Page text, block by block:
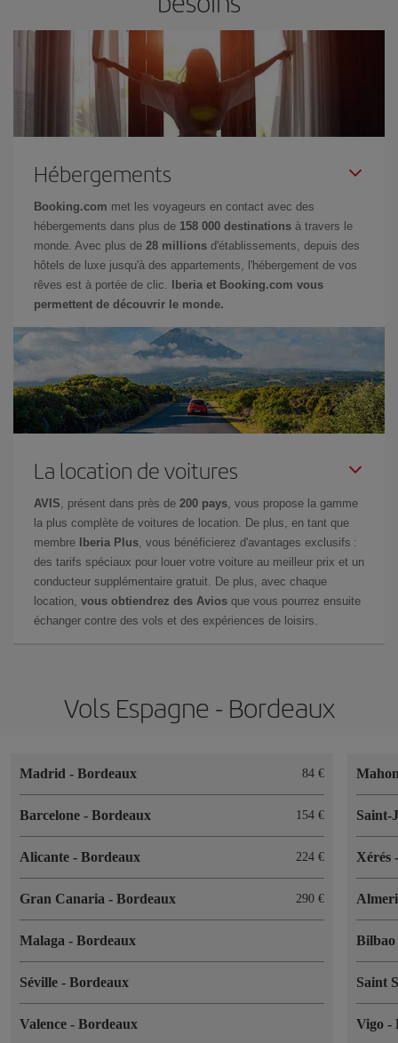
Hébergements
Booking.com met les voyageurs en contact avec des
hébergements dans plus de 158 000 destinations à travers le
monde. Avec plus de 28 millions d'établissements, depuis des
hôtels de luxe jusqu'à des appartements, l'hébergement de vos
rêves est à portée de clic.
Iberia et Booking.com vous
permettent de découvrir le monde.
La location de voitures
AVIS , présent dans près de 200 pays , vous propose la gamme
la plus complète de voitures de location. De plus, en tant que
membre
Iberia Plus , vous bénéficierez d'avantages exclusifs :
des tarifs spéciaux pour louer votre voiture au meilleur prix et un
conducteur supplémentaire gratuit. De plus, avec chaque
location, vous obtiendrez des Avios que vous pourrez ensuite
échanger contre des vols et des expériences de loisirs.
Vols Espagne - Bordeaux
Madrid - Bordeaux 84 €
Barcelone - Bordeaux 154 €
Alicante - Bordeaux 224 €
Gran Canaria - Bordeaux 290 €
Malaga - Bordeaux
Séville - Bordeaux
Valence - Bordeaux
Saint-
Xérés
Saint
Vigo-